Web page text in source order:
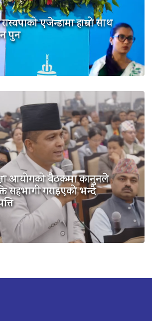
एजेन्डामा हाम्रो साथ
पुन
आयोगको बैठकमा कानुनले
सहभागी गराइएको भन्दै